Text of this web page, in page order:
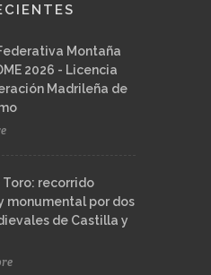
Montaña
2026 - Licencia
Madrileña de
Toro: recorrido
monumental por dos
de Castilla y